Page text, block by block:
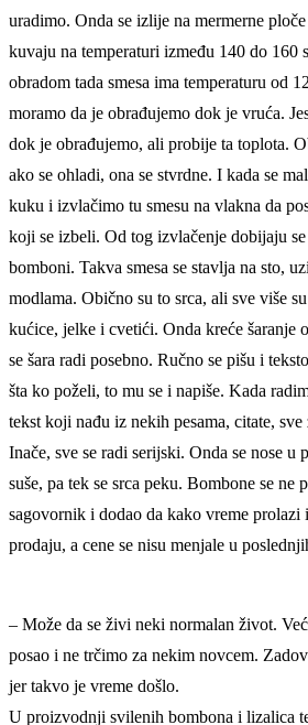
uradimo. Onda se izlije na mermerne
kuvaju na temperaturi između 140 do 160
obradom tada smesa ima temperaturu od
moramo da je obrađujemo dok je vruća.
dok je obrađujemo, ali probije ta toplota.
ako se ohladi, ona se stvrdne. I kada se
kuku i izvlačimo tu smesu na vlakna da
koji se izbeli. Od tog izvlačenje dobijaju
bomboni. Takva smesa se stavlja na sto,
modlama. Obično su to srca, ali sve više
kućice, jelke i cvetići. Onda kreće šaranje
se šara radi posebno. Ručno se pišu i
šta ko poželi, to mu se i napiše. Kada
tekst koji nađu iz nekih pesama, citate,
Inače, sve se radi serijski. Onda se nose u
suše, pa tek se srca peku. Bombone se ne
sagovornik i dodao da kako vreme prolazi
prodaju, a cene se nisu menjale u
– Može da se živi neki normalan život.
posao i ne trčimo za nekim novcem.
jer takvo je vreme došlo.
U proizvodnji svilenih bombona i lizalica